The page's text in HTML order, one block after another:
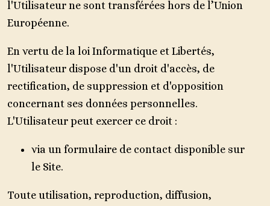
l'Utilisateur ne sont transférées hors de l’Union
Européenne.
En vertu de la loi Informatique et Libertés,
l'Utilisateur dispose d'un droit d'accès, de
rectification, de suppression et d'opposition
concernant ses données personnelles.
L'Utilisateur peut exercer ce droit :
via un formulaire de contact disponible sur
le Site.
Toute utilisation, reproduction, diffusion,